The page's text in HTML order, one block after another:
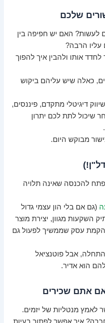
האם יש חפיפה בין
עליו הרבה?
אותו ולהבין איך להפוך
כאלה שיש עליהם ביקוש
דיגיטלי מתקדם, פיננסים,
שיכול לתת לכם יתרון
מבוקש היום.
להכנסה שאינה תלויה
(גם אם בלי הון עצמי גדול
השקעות מגוון, יצירת מוצר
הקמת עסק שממשיך לפעול גם
אבל פוטנציאל
הוא אדיר.
לאמץ מנטליות של יזמים.